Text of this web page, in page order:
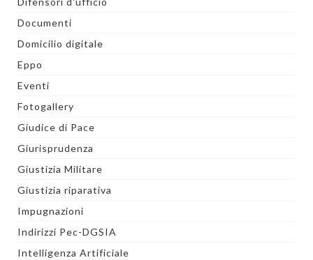
Documenti
Domicilio digitale
Eppo
Eventi
Fotogallery
Giudice di Pace
Giurisprudenza
Giustizia Militare
Giustizia riparativa
Impugnazioni
Indirizzi Pec-DGSIA
Intelligenza Artificiale